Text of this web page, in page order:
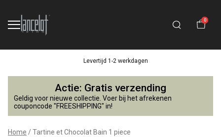
0
Levertijd 1-2 werkdagen
Tartine
et
Chocolat
Actie: Gratis verzending
Geldig voor nieuwe collectie. Voer bij het afrekenen
couponcode "FREESHIPPING" in!
Home Tartine et Chocolat Bain 1 piece